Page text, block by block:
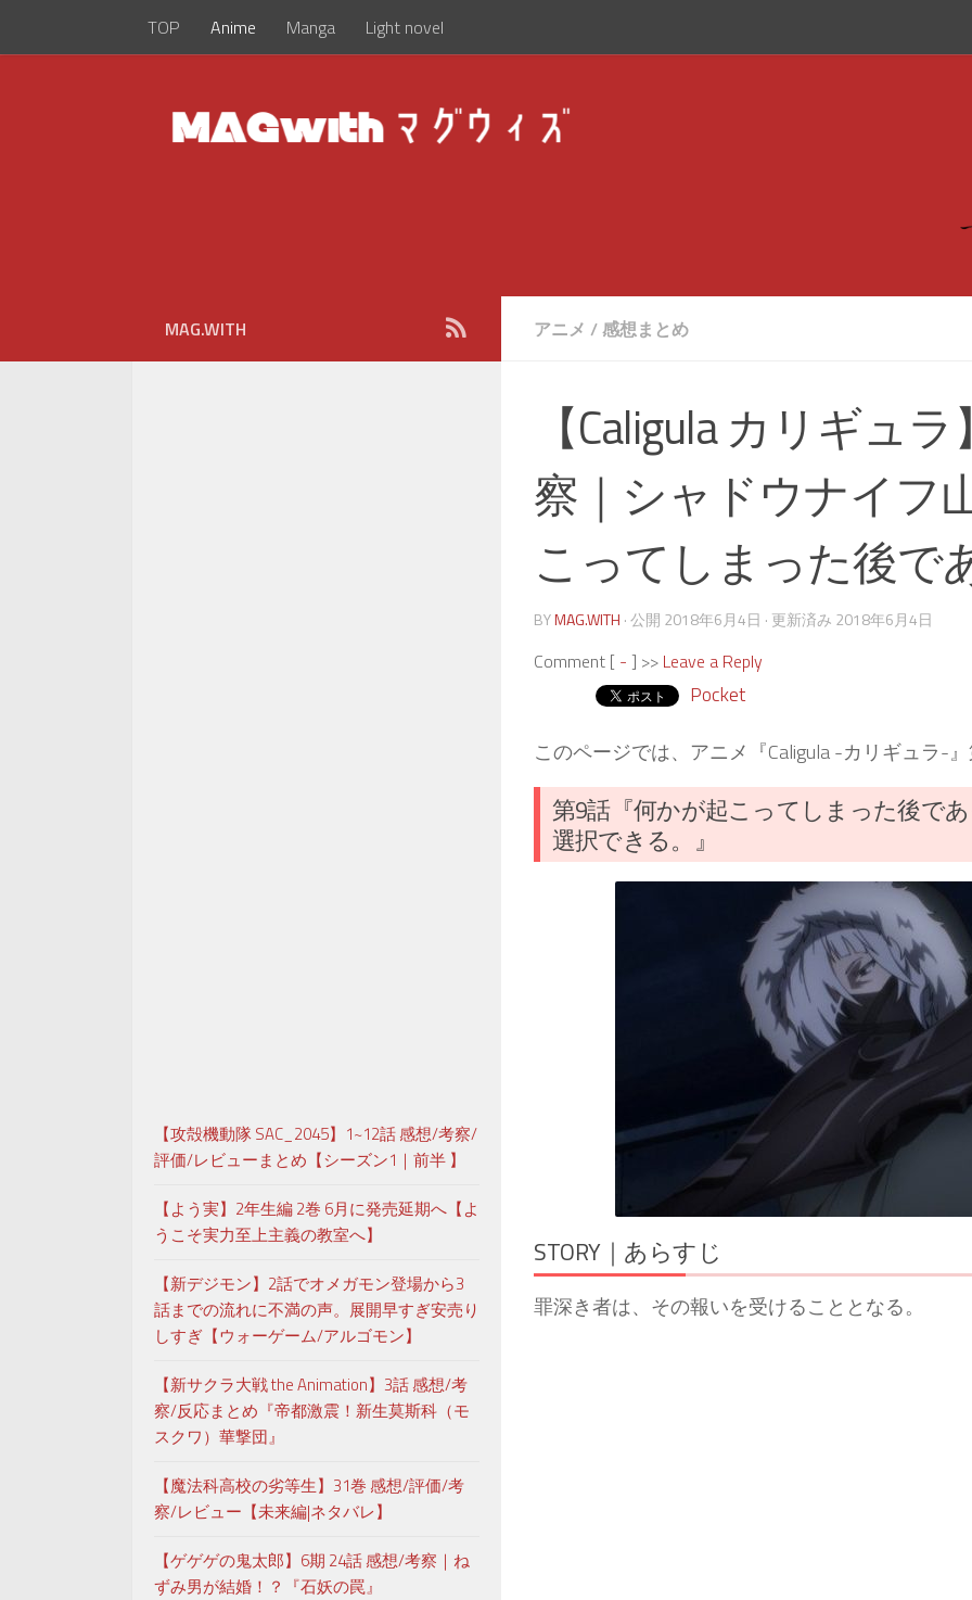
TOP Anime Manga Light novel
アニメ /感想まとめ
【Caligula カリギュ
察｜シャドウナイフ
こってしまった後で
BYMAG.WITH · 公開 2018年6月4日 · 更新済み 2018年6月4日
Comment [ - ] >> Leave a Reply
Pocket
このページでは、アニメ『Caligula -カリギュラ-
第9話『何かが起こってしまった後で
選択できる。』
STORY｜あらすじ
罪深き者は、その報いを受けることとなる。
MAG.WITH
【攻殻機動隊 SAC_2045】1~12話 感想/考察/
評価/レビューまとめ【シーズン1｜前半 】
【よう実】2年生編 2巻 6月に発売延期へ【よ
うこそ実力至上主義の教室へ】
【新デジモン】2話でオメガモン登場から3
話までの流れに不満の声。展開早すぎ安売り
しすぎ【ウォーゲーム/アルゴモン】
【新サクラ大戦 the Animation】3話 感想/考
察/反応まとめ『帝都激震！新生莫斯科（モ
スクワ）華撃団』
【魔法科高校の劣等生】31巻 感想/評価/考
察/レビュー【未来編|ネタバレ】
【ゲゲゲの鬼太郎】6期 24話 感想/考察｜ね
ずみ男が結婚！？『石妖の罠』